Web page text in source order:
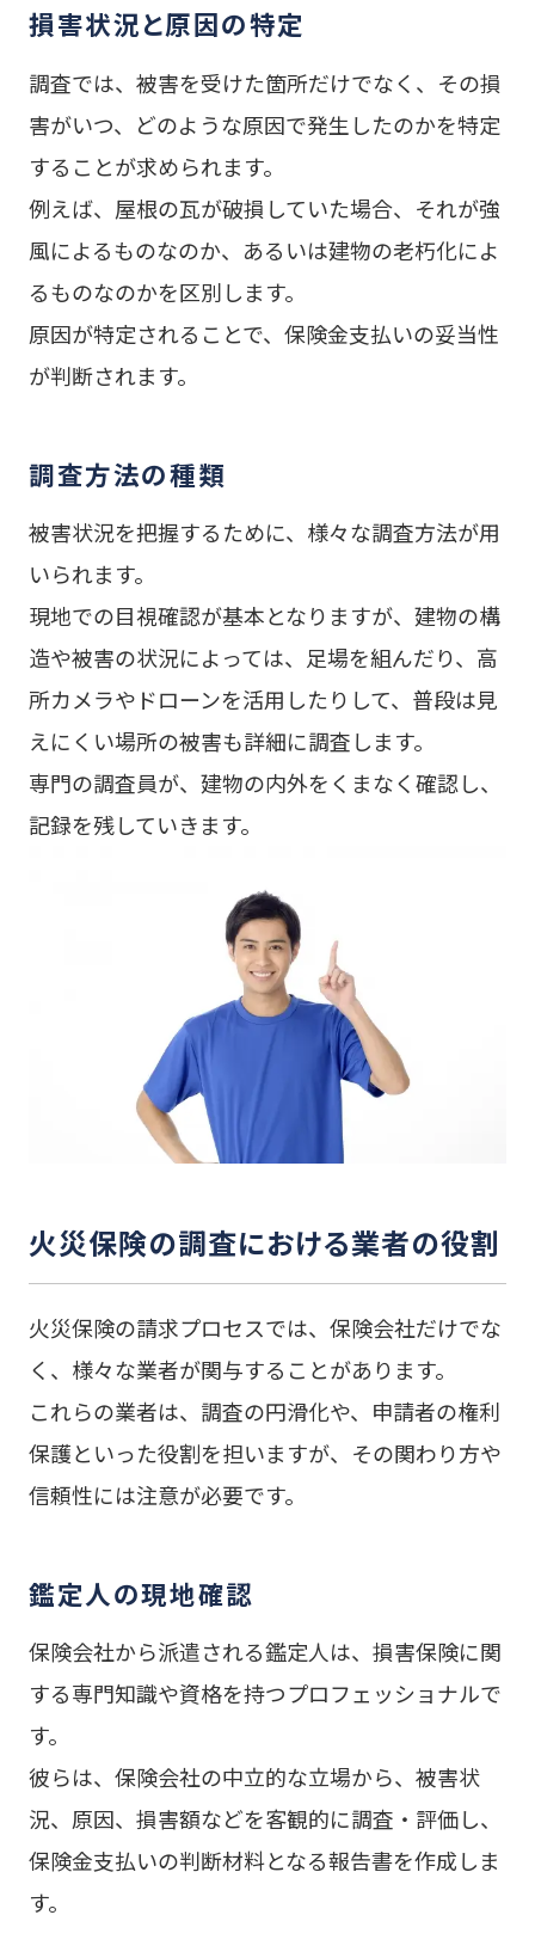
損害状況と原因の特定
調査では、被害を受けた箇所だけでなく、その損
害がいつ、どのような原因で発生したのかを特定
することが求められます。
例えば、屋根の瓦が破損していた場合、それが強
風によるものなのか、あるいは建物の老朽化によ
るものなのかを区別します。
原因が特定されることで、保険金支払いの妥当性
が判断されます。
調査方法の種類
被害状況を把握するために、様々な調査方法が用
いられます。
現地での目視確認が基本となりますが、建物の構
造や被害の状況によっては、足場を組んだり、高
所カメラやドローンを活用したりして、普段は見
えにくい場所の被害も詳細に調査します。
専門の調査員が、建物の内外をくまなく確認し、
記録を残していきます。
火災保険の調査における業者の役割
火災保険の請求プロセスでは、保険会社だけでな
く、様々な業者が関与することがあります。
これらの業者は、調査の円滑化や、申請者の権利
保護といった役割を担いますが、その関わり方や
信頼性には注意が必要です。
鑑定人の現地確認
保険会社から派遣される鑑定人は、損害保険に関
する専門知識や資格を持つプロフェッショナルで
す。
彼らは、保険会社の中立的な立場から、被害状
況、原因、損害額などを客観的に調査・評価し、
保険金支払いの判断材料となる報告書を作成しま
す。